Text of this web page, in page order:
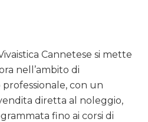
Cannetese si mette
nell’ambito di
con un
diretta al noleggio,
fino ai corsi di